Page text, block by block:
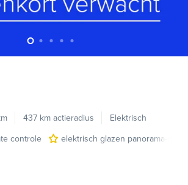
437 km actieradius
Elektrisch
controle
elektrisch glazen panorama-dak